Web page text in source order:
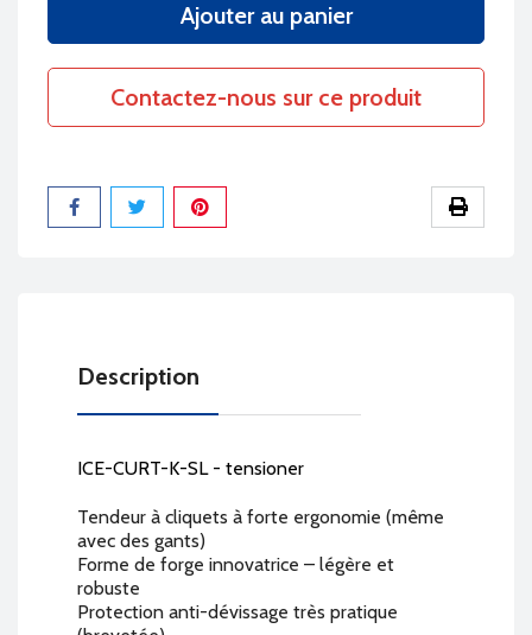
Ajouter au panier
Contactez-nous sur ce produit
Partager
Description
ICE-CURT-K-SL - tensioner
Tendeur à cliquets à forte ergonomie (même
avec des gants)
Forme de forge innovatrice – légère et
robuste
Protection anti-dévissage très pratique